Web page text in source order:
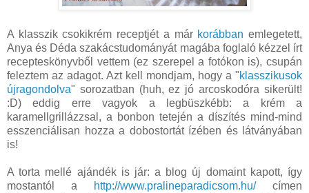
A klasszik csokikrém receptjét a már korábban emlegetett,
Anya és Déda szakácstudományát magába foglaló kézzel írt
recepteskönyvből vettem (ez szerepel a fotókon is), csupán
feleztem az adagot. Azt kell mondjam, hogy a "klasszikusok
újragondolva" sorozatban (huh, ez jó arcoskodóra sikerült!
:D) eddig erre vagyok a legbüszkébb: a krém a
karamellgrillázzsal, a bonbon tetején a díszítés mind-mind
esszenciálisan hozza a dobostortát ízében és látványában
is!
A torta mellé ajándék is jár: a blog új domaint kapott, így
mostantól a
http://www.pralineparadicsom.hu/címen